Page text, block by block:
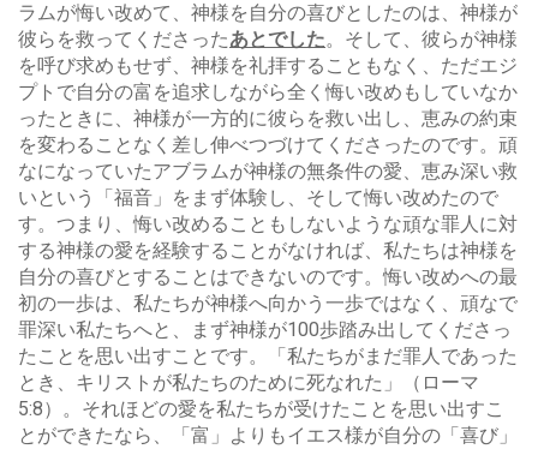
ラムが悔い改めて、神様を自分の喜びとしたのは、神様が
彼らを救ってくださったあとでした。そして、彼らが神様
を呼び求めもせず、神様を礼拝することもなく、ただエジ
プトで自分の富を追求しながら全く悔い改めもしていなか
ったときに、神様が一方的に彼らを救い出し、恵みの約束
を変わることなく差し伸べつづけてくださったのです。頑
なになっていたアブラムが神様の無条件の愛、恵み深い救
いという「福音」をまず体験し、そして悔い改めたので
す。つまり、悔い改めることもしないような頑な罪人に対
する神様の愛を経験することがなければ、私たちは神様を
自分の喜びとすることはできないのです。悔い改めへの最
初の一歩は、私たちが神様へ向かう一歩ではなく、頑なで
罪深い私たちへと、まず神様が100歩踏み出してくださっ
たことを思い出すことです。「私たちがまだ罪人であった
とき、キリストが私たちのために死なれた」（ローマ
5:8）。それほどの愛を私たちが受けたことを思い出すこ
とができたなら、「富」よりもイエス様が自分の「喜び」